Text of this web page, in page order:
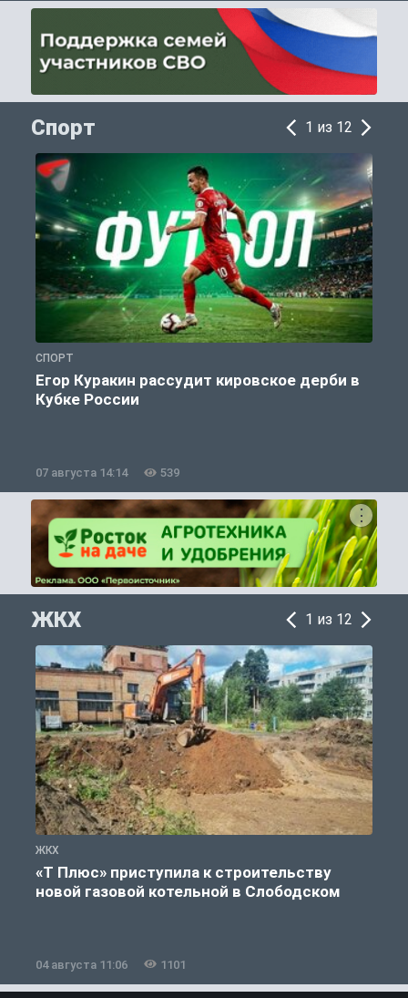
Спорт 1 из 12
СПОРТ
Егор Куракин рассудит кировское дерби в
Кубке России
07 августа 14:14 539
ЖКХ 1 из 12
ЖКХ
«Т Плюс» приступила к строительству
новой газовой котельной в Слободском
04 августа 11:06 1101